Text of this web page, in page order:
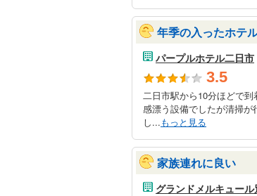
年季の入ったホテ
パープルホテル二日市
3.5
二日市駅から10分ほどで
感漂う設備でしたが清掃
し...もっと見る
家族連れに良い
グランドメルキュー